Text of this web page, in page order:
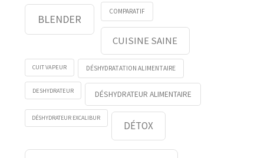
BLENDER
COMPARATIF
CUISINE SAINE
CUIT VAPEUR DÉSHYDRATATION ALIMENTAIRE
DESHYDRATEUR DÉSHYDRATEUR ALIMENTAIRE
DÉSHYDRATEUR EXCALIBUR
DÉTOX